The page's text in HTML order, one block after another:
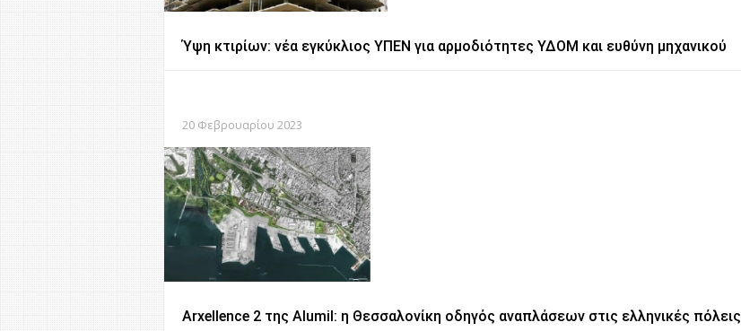
Ύψη κτιρίων: νέα εγκύκλιος ΥΠΕΝ για αρμοδιότητες ΥΔΟΜ και ευθύνη μηχανικού
20 Φεβρουαρίου 2023
Arxellence 2 της Alumil: η Θεσσαλονίκη οδηγός αναπλάσεων στις ελληνικές πόλεις